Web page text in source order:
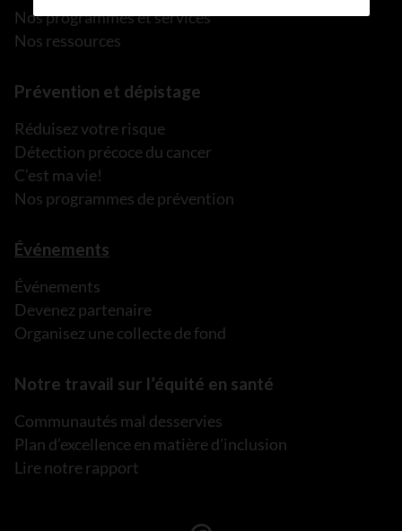
Nos programmes et services
Nos ressources
Prévention et dépistage
Réduisez votre risque
Détection précoce du cancer
C’est ma vie!
Nos programmes de prévention
Événements
Événements
Devenez partenaire
Organisez une collecte de fond
Notre travail sur l’équité en santé
Communautés mal desservies
Plan d’excellence en matière d’inclusion
Lire notre rapport